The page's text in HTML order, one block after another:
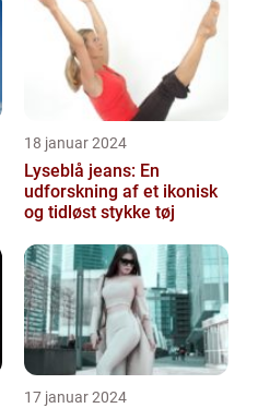
18 januar 2024
Lyseblå jeans: En
udforskning af et ikonisk
og tidløst stykke tøj
17 januar 2024